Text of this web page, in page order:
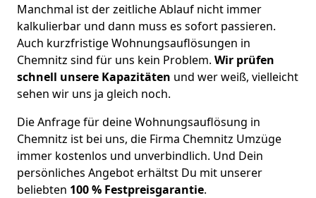
Manchmal ist der zeitliche Ablauf nicht immer
kalkulierbar und dann muss es sofort passieren.
Auch kurzfristige Wohnungsauflösungen in
Chemnitz sind für uns kein Problem. Wir prüfen
schnell unsere Kapazitäten und wer weiß, vielleicht
sehen wir uns ja gleich noch.
Die Anfrage für deine Wohnungsauflösung in
Chemnitz ist bei uns, die Firma Chemnitz Umzüge
immer kostenlos und unverbindlich. Und Dein
persönliches Angebot erhältst Du mit unserer
beliebten 100 % Festpreisgarantie.